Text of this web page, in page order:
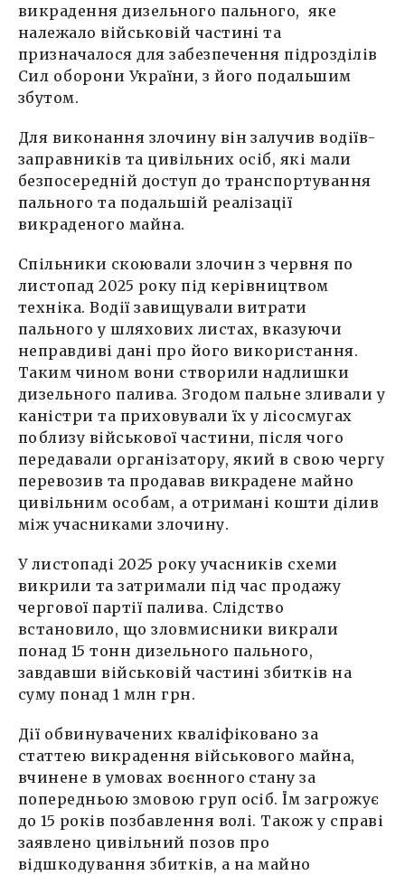
викрадення дизельного пального, яке
належало військовій частині та
призначалося для забезпечення підрозділів
Сил оборони України, з його подальшим
збутом.
Для виконання злочину він залучив водіїв-
заправників та цивільних осіб, які мали
безпосередній доступ до транспортування
пального та подальшій реалізації
викраденого майна.
Спільники скоювали злочин з червня по
листопад 2025 року під керівництвом
техніка. Водії завищували витрати
пального у шляхових листах, вказуючи
неправдиві дані про його використання.
Таким чином вони створили надлишки
дизельного палива. Згодом пальне зливали у
каністри та приховували їх у лісосмугах
поблизу військової частини, після чого
передавали організатору, який в свою чергу
перевозив та продавав викрадене майно
цивільним особам, а отримані кошти ділив
між учасниками злочину.
У листопаді 2025 року учасників схеми
викрили та затримали під час продажу
чергової партії палива. Слідство
встановило, що зловмисники викрали
понад 15 тонн дизельного пального,
завдавши військовій частині збитків на
суму понад 1 млн грн.
Дії обвинувачених кваліфіковано за
статтею викрадення військового майна,
вчинене в умовах воєнного стану за
попередньою змовою груп осіб. Їм загрожує
до 15 років позбавлення волі. Також у справі
заявлено цивільний позов про
відшкодування збитків, а на майно